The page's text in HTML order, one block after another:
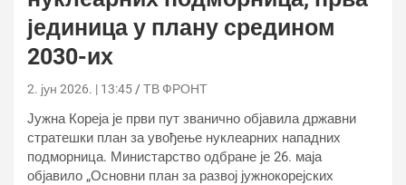
јединица у плану средином
2030-их
2. јун 2026. | 13:45 ТВ ФРОНТ
Јужна Кореја је први пут званично објавила државни
стратешки план за увођење нуклеарних нападних
подморница. Министарство одбране је 26. маја
објавило „Основни план за развој јужнокорејских